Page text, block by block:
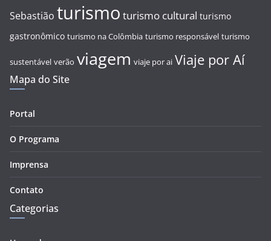
Sebastião turismo turismo cultural turismo
gastronômico turismo na Colômbia turismo responsável turismo
sustentável verão viagem viaje por ai Viaje por Aí
Mapa do Site
Portal
O Programa
Imprensa
Contato
Categorias